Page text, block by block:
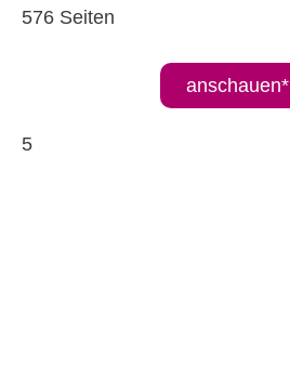
576 Seiten
anschauen* |
5